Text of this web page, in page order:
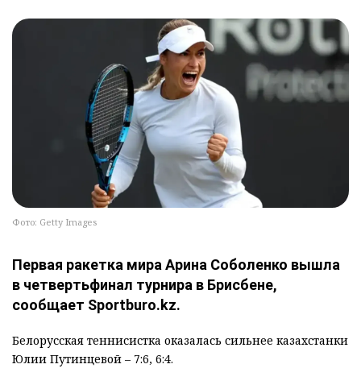
Фото: Getty Images
Первая ракетка мира Арина Соболенко вышла
в четвертьфинал турнира в Брисбене,
сообщает Sportburo.kz.
Белорусская теннисистка оказалась сильнее казахстанки
Юлии Путинцевой – 7:6, 6:4.